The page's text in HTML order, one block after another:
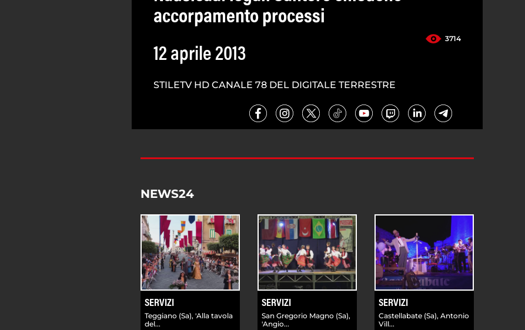
accorpamento processi
3714
12 aprile 2013
STILETV HD CANALE 78 DEL DIGITALE TERRESTRE
NEWS24
SERVIZI
Teggiano (Sa), 'Alla tavola
del...
SERVIZI
San Gregorio Magno (Sa),
'Angio...
SERVIZI
Castellabate (Sa), Antonio
Vill...